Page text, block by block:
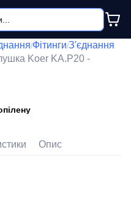
/Фітинги/З'єднання
Koer KA.P20 -
Опис